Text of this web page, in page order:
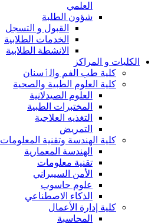
العلمي
شؤون الطلبة
القبول و التسجل
الخدمات الطلابية
الانشطة الطلابية
الكليات و المراكز
كلية طب الفم والٲسنان
كلية العلوم الطبية والصحية
العلوم الصيدلانية
المختبرات الطبية
التغذيه العلاجية
التمريض
كلية الهندسة وتقنية المعلومات
الهندسة المعمارية
تقنية معلومات
الأمن السيبراني
علوم حاسوب
الذكاء الاصطناعي
كلية إدارة الأعمال
المحاسبة